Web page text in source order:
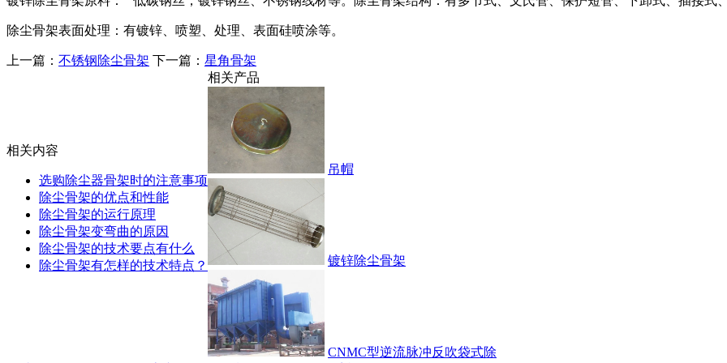
除尘骨架表面处理：有镀锌、喷塑、处理、表面硅喷涂等。
上一篇： 不锈钢除尘骨架 下一篇： 星角骨架
相关内容
选购除尘器骨架时的注意事项
除尘骨架的优点和性能
除尘骨架的运行原理
除尘骨架变弯曲的原因
除尘骨架的技术要点有什么
除尘骨架有怎样的技术特点？
相关产品
吊帽
镀锌除尘骨架
CNMC型逆流脉冲反吹袋式除